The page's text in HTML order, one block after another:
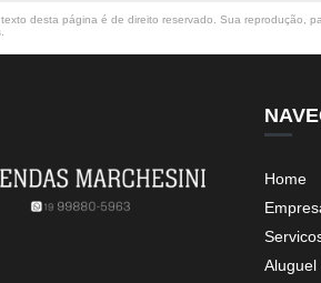
desta página é de direito reservado. Sua reprodução,
Home
Aluguel